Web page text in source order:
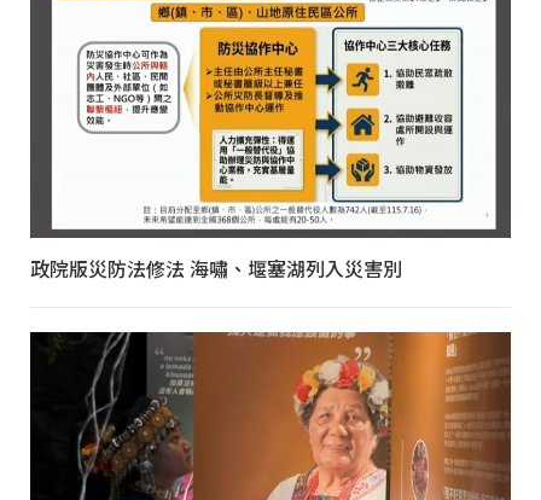
政院版災防法修法 海嘯、堰塞湖列入災害別